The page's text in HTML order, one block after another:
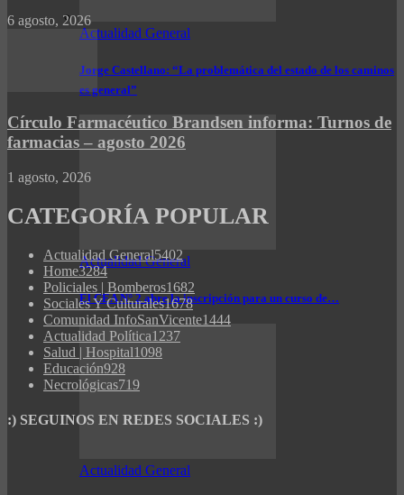
Actualidad General
Jorge Castellano: “La problemática del estado de los caminos
es general”
Actualidad General
El CEA N° 2 abre la inscripción para un curso de…
Actualidad General
6 agosto, 2026
Círculo Farmacéutico Brandsen informa: Turnos de
farmacias – agosto 2026
1 agosto, 2026
CATEGORÍA POPULAR
Actualidad General5402
Home3284
Policiales | Bomberos1682
Sociales Y Culturales1678
Comunidad InfoSanVicente1444
Actualidad Política1237
Salud | Hospital1098
Educación928
Necrológicas719
:) SEGUINOS EN REDES SOCIALES :)